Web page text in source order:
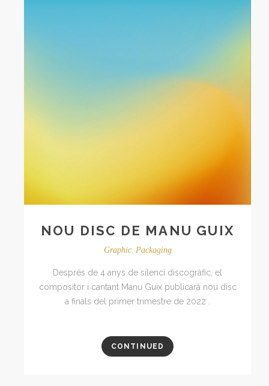
NOU DISC DE MANU GUIX
Graphic, Packaging
Després de 4 anys de silenci discogràfic, el
compositor i cantant Manu Guix publicarà nou disc
a finals del primer trimestre de 2022 .
CONTINUED